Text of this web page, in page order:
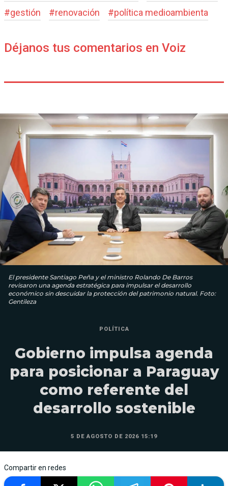
#gestión #renovación #política medioambienta
Déjanos tus comentarios en Voiz
El presidente Santiago Peña y el ministro Rolando De Barros
revisaron una agenda estratégica para impulsar el desarrollo
económico sin descuidar la protección del patrimonio natural. Foto:
Gentileza
POLÍTICA
Gobierno impulsa agenda
para posicionar a Paraguay
como referente del
desarrollo sostenible
5 DE AGOSTO DE 2026 15:19
Compartir en redes